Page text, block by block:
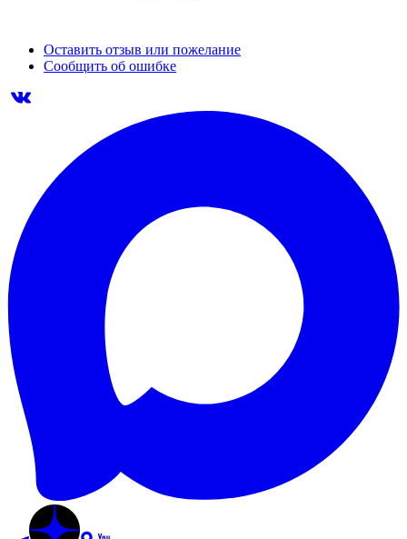
Оставить отзыв или пожелание
Сообщить об ошибке